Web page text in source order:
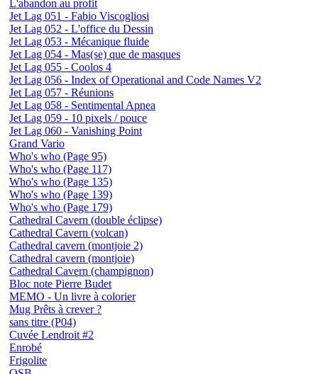
L'abandon au profit
Jet Lag 051 - Fabio Viscogliosi
Jet Lag 052 - L'office du Dessin
Jet Lag 053 - Mécanique fluide
Jet Lag 054 - Mas(se) que de masques
Jet Lag 055 - Coolos 4
Jet Lag 056 - Index of Operational and Code Names V2
Jet Lag 057 - Réunions
Jet Lag 058 - Sentimental Apnea
Jet Lag 059 - 10 pixels / pouce
Jet Lag 060 - Vanishing Point
Grand Vario
Who's who (Page 95)
Who's who (Page 117)
Who's who (Page 135)
Who's who (Page 139)
Who's who (Page 179)
Cathedral Cavern (double éclipse)
Cathedral Cavern (volcan)
Cathedral cavern (montjoie 2)
Cathedral cavern (montjoie)
Cathedral Cavern (champignon)
Bloc note Pierre Budet
MEMO - Un livre à colorier
Mug Prêts à crever ?
sans titre (P04)
Cuvée Lendroit #2
Enrobé
Frigolite